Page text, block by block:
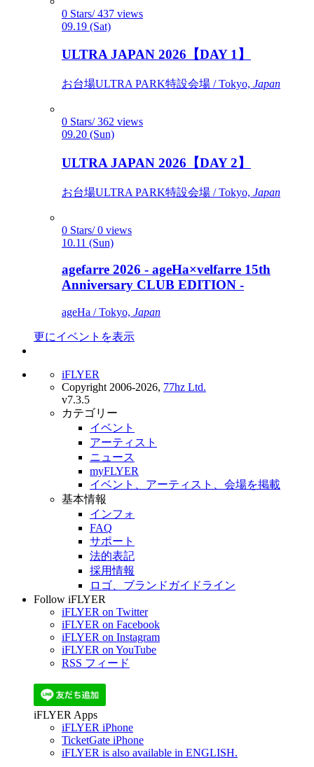
0 Stars/ 437 views
09.19 (Sat)
ULTRA JAPAN 2026【DAY 1】
お台場ULTRA PARK特設会場 / Tokyo, Japan
0 Stars/ 362 views
09.20 (Sun)
ULTRA JAPAN 2026【DAY 2】
お台場ULTRA PARK特設会場 / Tokyo, Japan
0 Stars/ 0 views
10.11 (Sun)
agefarre 2026 - ageHa×velfarre 15th
Anniversary CLUB EDITION -
ageHa / Tokyo, Japan
更にイベントを表示
iFLYER
Copyright 2006-2026, 77hz Ltd.
v7.3.5
カテゴリー
イベント
アーティスト
ニュース
myFLYER
イベント、アーティスト、会場を掲載
基本情報
インフォ
FAQ
サポート
法的表記
採用情報
ロゴ、ブランドガイドライン
Follow iFLYER
iFLYER on Twitter
iFLYER on Facebook
iFLYER on Instagram
iFLYER on YouTube
RSS フィード
iFLYER Apps
iFLYER iPhone
TicketGate iPhone
iFLYER is also available in ENGLISH.